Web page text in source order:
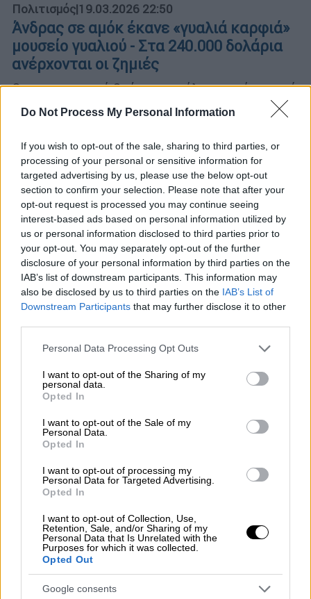
Do Not Process My Personal Information
If you wish to opt-out of the sale, sharing to third parties, or
processing of your personal or sensitive information for
targeted advertising by us, please use the below opt-out
section to confirm your selection. Please note that after your
opt-out request is processed you may continue seeing
interest-based ads based on personal information utilized by
us or personal information disclosed to third parties prior to
your opt-out. You may separately opt-out of the further
disclosure of your personal information by third parties on the
IAB’s list of downstream participants. This information may
also be disclosed by us to third parties on the IAB’s List of
Downstream Participants that may further disclose it to other
Please note that this website/app uses one or more Google
not limited to your visit or usage behaviour. You may click to
grant or deny consent to Google and its third-party tags to
use your data for below specified purposes in below Google
consent section.
Personal Data Processing Opt Outs
I want to opt-out of the Sharing of my
personal data.
Opted In
I want to opt-out of the Sale of my
Personal Data.
Opted In
I want to opt-out of processing my
Personal Data for Targeted Advertising.
Opted In
I want to opt-out of Collection, Use,
Retention, Sale, and/or Sharing of my
Personal Data that Is Unrelated with the
Purposes for which it was collected.
Opted Out
Google consents
Πολιτισμός|19.03.2026 22:50
Άνδρας σε αμόκ έκανε «γυαλιά καρφιά»
μουσείο γυαλιού - Στα 240.000 δολάρια
ανέρχονται οι ζημιές
Οι αστυνομικοί βρήκαν μεγάλα κομμάτια από
πολύχρωμο σπασμένο γυαλί στο μονοπάτι
και σκορπισμένα σε όλη την περιοχή
Κόσμος|16.03.2026 13:22
Το Ιράν θα μετατρέψει σε μουσείο το
βομβαρδισμένο σχολείο θηλέων
Προκαταρκτική έρευνα δείχνει ότι οι ΗΠΑ
σχολείο του Ιράν